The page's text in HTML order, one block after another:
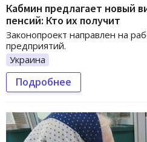
Кабмин предлагает новый
пенсий: Кто их получит
Законопроект направлен на
предприятий.
Украина
Подробнее